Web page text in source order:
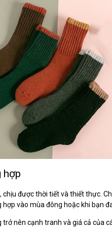
hợp
chịu được thời tiết và thiết thực.
vào mùa đông hoặc khi bạn
nên cạnh tranh và giá cả của